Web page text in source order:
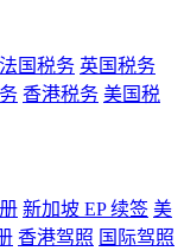
法国税务 英国税务
香港税务 美国税
新加坡 EP 续签 美
香港驾照 国际驾照